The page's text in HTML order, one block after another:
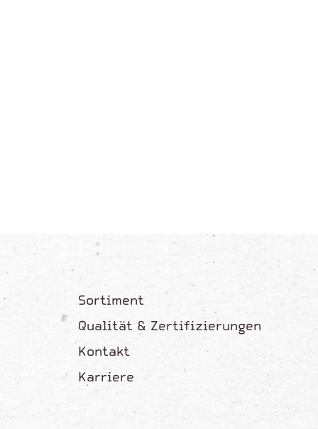
Sortiment
Qualität & Zertifizierungen
Kontakt
Karriere